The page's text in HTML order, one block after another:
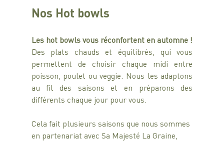
Nos Hot bowls
Les hot bowls vous réconfortent en automne !
Des plats chauds et équilibrés, qui vous
permettent de choisir chaque midi entre
poisson, poulet ou veggie. Nous les adaptons
au fil des saisons et en préparons des
différents chaque jour pour vous.
Cela fait plusieurs saisons que nous sommes
en partenariat avec Sa Majesté La Graine,